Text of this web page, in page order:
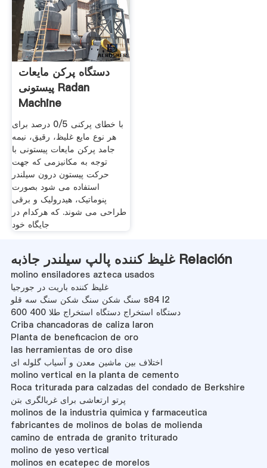
دستگاه پرکن مایعات
پیستونی Radan
Machine
با خطای پرکنی 0/5 درصد برای
هر نوع مایع غلیظ، رقیق، نیمه
جامد پرکن مایعات پیستونی با
توجه به مکانیزمی که جهت
حرکت پیستون درون سیلندر
استفاده می شود بصورت
پنوماتیک، هیدرولیک و برقی
طراحی می شوند. که هرکدام در
جایگاه خود
غلیظ کننده پالپ سیلندر جاذبه Relación
molino ensiladores azteca usados
غلیظ کننده باریت در جورجیا
سنگ شکن سنگ شکن سنگ سه قلو s84 l2
دستگاه استخراج دستگاه استخراج طلا 400 600
Criba chancadoras de caliza laron
Planta de beneficacion de oro
las herramientas de oro dise
اختلاف بین ماشین معدن و آسیاب گلوله ای
molino vertical en la planta de cemento
Roca triturada para calzadas del condado de Berkshire
پرتو ارتعاشی برای غربالگری بتن
molinos de la industria quimica y farmaceutica
fabricantes de molinos de bolas de molienda
camino de entrada de granito triturado
molino de yeso vertical
molinos en ecatepec de morelos